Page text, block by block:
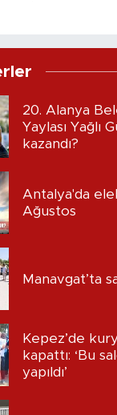
20. Alanya
Yaylası Yağlı
kazandı?
Antalya'da
Ağustos
Manavgat’ta
Kepez’de
kapattı: ‘Bu
yapıldı’